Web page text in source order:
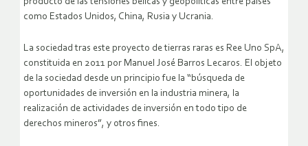
como Estados Unidos, China, Rusia y Ucrania.
La sociedad tras este proyecto de tierras raras es Ree Uno SpA,
constituida en 2011 por Manuel José Barros Lecaros. El objeto
de la sociedad desde un principio fue la “búsqueda de
oportunidades de inversión en la industria minera, la
realización de actividades de inversión en todo tipo de
derechos mineros”, y otros fines.